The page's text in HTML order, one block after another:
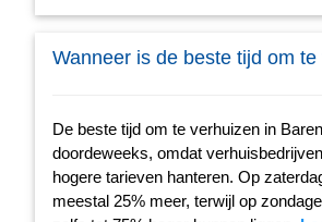
Wanneer is de beste tijd om
De beste tijd om te verhuizen in
doordeweeks, omdat
hogere tarieven hanteren. Op
meestal 25% meer, terwijl op